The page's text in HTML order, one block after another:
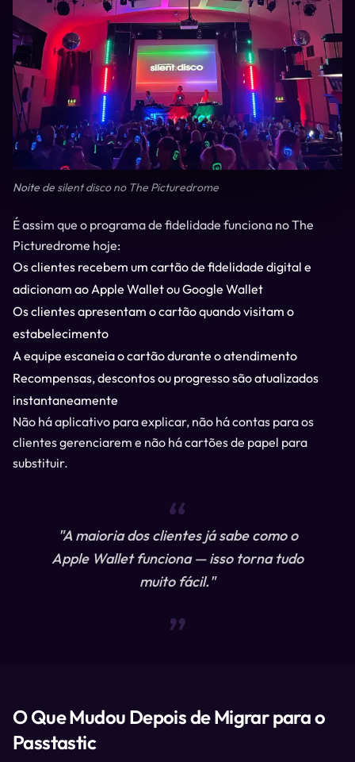
Noite de silent disco no The Picturedrome
É assim que o programa de fidelidade funciona no The
Picturedrome hoje:
Os clientes recebem um cartão de fidelidade digital e
adicionam ao Apple Wallet ou Google Wallet
Os clientes apresentam o cartão quando visitam o
estabelecimento
A equipe escaneia o cartão durante o atendimento
Recompensas, descontos ou progresso são atualizados
instantaneamente
Não há aplicativo para explicar, não há contas para os
clientes gerenciarem e não há cartões de papel para
substituir.
“
"A maioria dos clientes já sabe como o
Apple Wallet funciona — isso torna tudo
muito fácil."
“
O Que Mudou Depois de Migrar para o
Passtastic